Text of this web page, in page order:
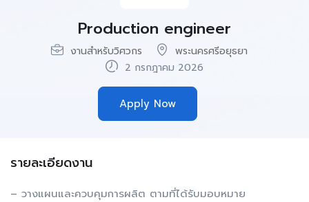
Production engineer
งานสำหรับวิศวกร
พระนครศรีอยุธยา
2 กรกฎาคม 2026
Apply Now
รายละเอียดงาน
– วางแผนและควบคุมการผลิต ตามที่ได้รับมอบหมาย